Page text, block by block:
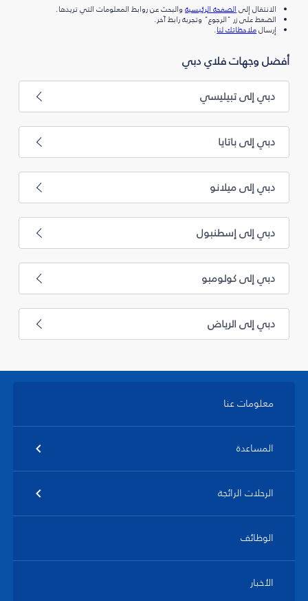
الانتقال إلىالصفحة الرئيسيةوالبحث عن روابط المعلومات التي تريدها.
الضغط على زر "الرجوع" وتجربة رابط آخر.
إرسالملاحظاتك لنا.
أفضل وجهات فلاي دبي
دبي إلى تبيليسي
دبي إلى باتايا
دبي إلى ميلانو
دبي إلى إسطنبول
دبي إلى كولومبو
دبي إلى الرياض
معلومات عنا
المساعدة
الرحلات الرائجة
الوظائف
الأخبار